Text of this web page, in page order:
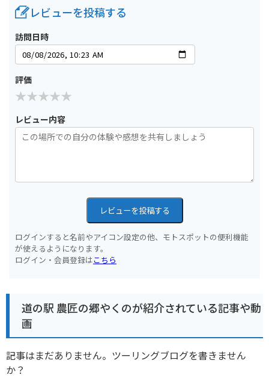
レビューを投稿する
訪問日時
評価
レビュー内容
レビューを投稿する
ログインすると名前やアイコン設定の他、モトスポットの便利機能
が使えるようになります。
ログイン・会員登録はこちら
道の駅 農匠の郷やくのが紹介されている記事や動
画
記事はまだありません。ツーリングブログを書きません
か？